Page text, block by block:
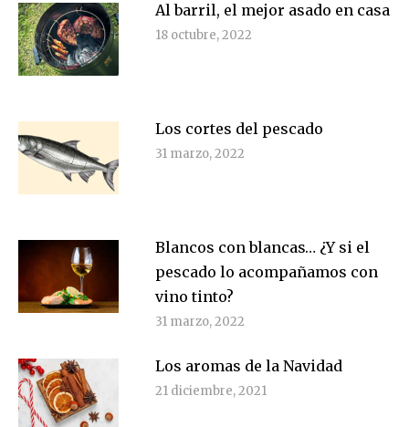
Al barril, el mejor asado en casa
18 octubre, 2022
Los cortes del pescado
31 marzo, 2022
Blancos con blancas… ¿Y si el
pescado lo acompañamos con
vino tinto?
31 marzo, 2022
Los aromas de la Navidad
21 diciembre, 2021